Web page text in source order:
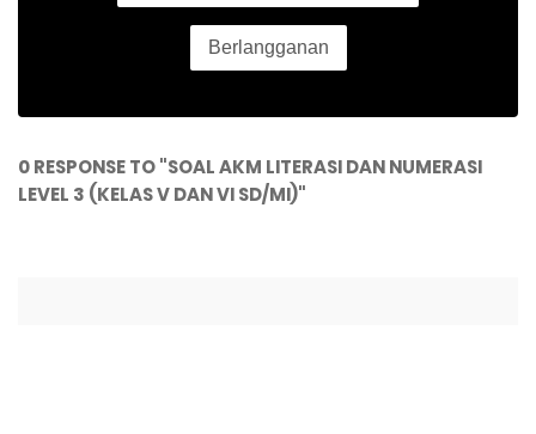
0 RESPONSE TO "SOAL AKM LITERASI DAN NUMERASI
LEVEL 3 (KELAS V DAN VI SD/MI)"